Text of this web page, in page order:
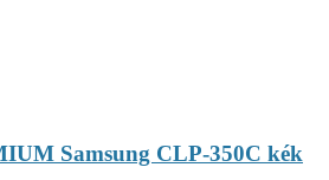
Samsung CLP-350C kék